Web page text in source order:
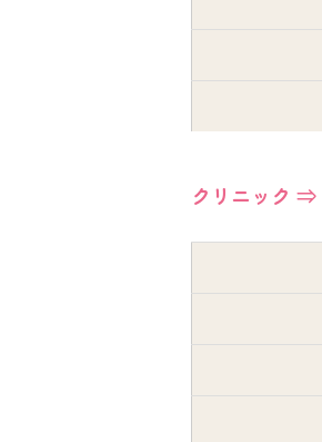
クリニック ⇒